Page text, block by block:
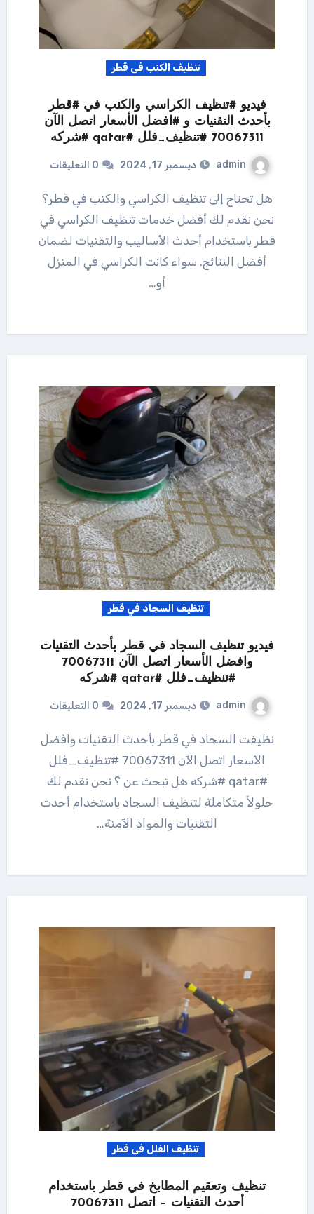
تنظيف الكنب فى قطر
فيديو #تنظيف الكراسي والكنب في #قطر
بأحدث التقنيات و #افضل الأسعار اتصل الآن
70067311 #تنظيف_فلل #qatar #شركه
admin ديسمبر 17, 2024 0 التعليقات
هل تحتاج إلى تنظيف الكراسي والكنب في قطر؟
نحن نقدم لك أفضل خدمات تنظيف الكراسي في
قطر باستخدام أحدث الأساليب والتقنيات لضمان
أفضل النتائج. سواء كانت الكراسي في المنزل
أو…
تنظيف السجاد في قطر
فيديو تنظيف السجاد في قطر بأحدث التقنيات
وافضل الأسعار اتصل الآن 70067311
#تنظيف_فلل #qatar #شركه
admin ديسمبر 17, 2024 0 التعليقات
نظيفت السجاد في قطر بأحدث التقنيات وافضل
الأسعار اتصل الآن 70067311 #تنظيف_فلل
#qatar #شركه هل تبحث عن ؟ نحن نقدم لك
حلولاً متكاملة لتنظيف السجاد باستخدام أحدث
التقنيات والمواد الآمنة…
تنظيف الفلل فى قطر
تنظيف وتعقيم المطابخ في قطر باستخدام
أحدث التقنيات – اتصل 70067311